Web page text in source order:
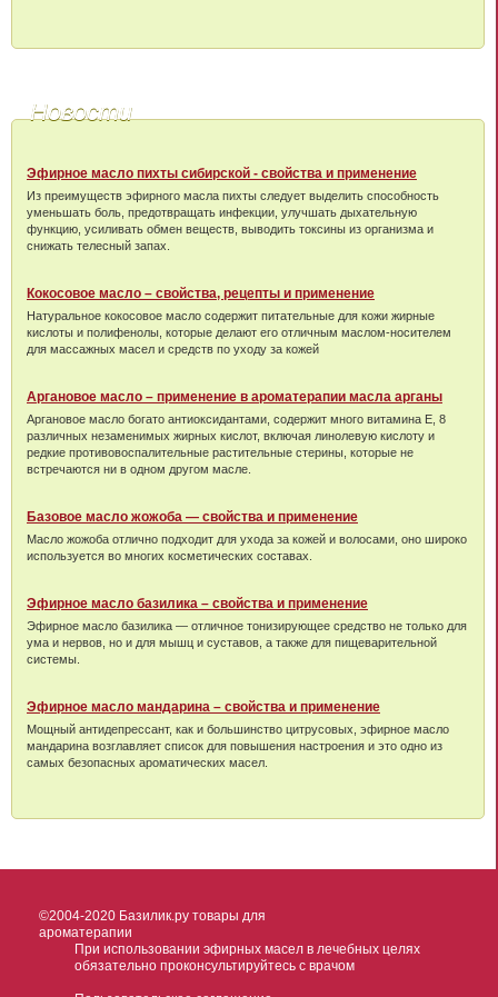
Новости
Эфирное масло пихты сибирской - свойства и применение
Из преимуществ эфирного масла пихты следует выделить способность
уменьшать боль, предотвращать инфекции, улучшать дыхательную
функцию, усиливать обмен веществ, выводить токсины из организма и
снижать телесный запах.
Кокосовое масло – свойства, рецепты и применение
Натуральное кокосовое масло содержит питательные для кожи жирные
кислоты и полифенолы, которые делают его отличным маслом-носителем
для массажных масел и средств по уходу за кожей
Аргановое масло – применение в ароматерапии масла арганы
Аргановое масло богато антиоксидантами, содержит много витамина Е, 8
различных незаменимых жирных кислот, включая линолевую кислоту и
редкие противовоспалительные растительные стерины, которые не
встречаются ни в одном другом масле.
Базовое масло жожоба — свойства и применение
Масло жожоба отлично подходит для ухода за кожей и волосами, оно широко
используется во многих косметических составах.
Эфирное масло базилика – свойства и применение
Эфирное масло базилика — отличное тонизирующее средство не только для
ума и нервов, но и для мышц и суставов, а также для пищеварительной
системы.
Эфирное масло мандарина – свойства и применение
Мощный антидепрессант, как и большинство цитрусовых, эфирное масло
мандарина возглавляет список для повышения настроения и это одно из
самых безопасных ароматических масел.
©2004-2020 Базилик.ру товары для
ароматерапии
При использовании эфирных масел в лечебных целях
обязательно проконсультируйтесь с врачом